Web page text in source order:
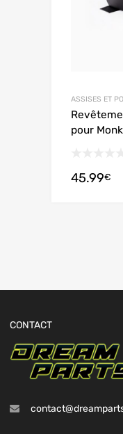
ASSISES ET
pour
45.99€
CONTACT